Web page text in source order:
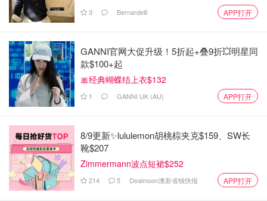
3 Bernardelli APP打开
GANNI官网大促升级！5折起+叠9折💥明星同
款$100+起
🎀经典蝴蝶结上衣$132
1 GANNI UK (AU) APP打开
8/9更新✨lululemon胡桃棕夹克$159、SW长
靴$207
Zimmermann波点短裙$252
214 5 Dealmoon澳新省钱快报 APP打开